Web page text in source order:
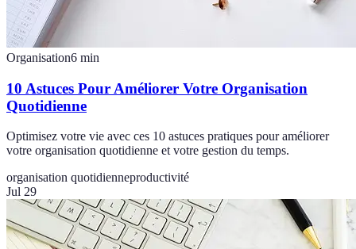
Organisation6 min
10 Astuces Pour Améliorer Votre Organisation
Quotidienne
Optimisez votre vie avec ces 10 astuces pratiques pour améliorer
votre organisation quotidienne et votre gestion du temps.
organisation quotidienneproductivité
Jul 29